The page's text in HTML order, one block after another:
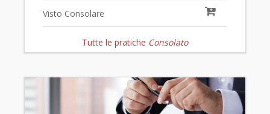
Visto Consolare
Tutte le pratiche Consolato